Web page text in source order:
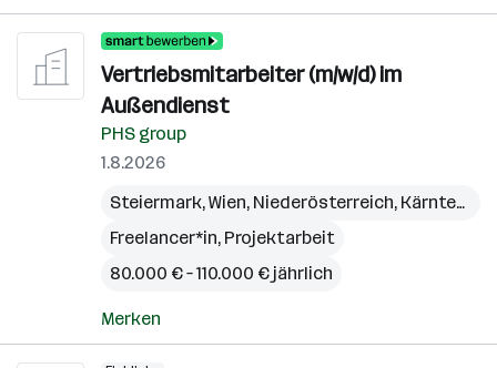
Vertriebsmitarbeiter (m/w/d) im
Außendienst
PHS group
1.8.2026
Steiermark,Wien, Niederösterreich, Kärnten
Freelancer*in, Projektarbeit
80.000 € – 110.000 € jährlich
Merken